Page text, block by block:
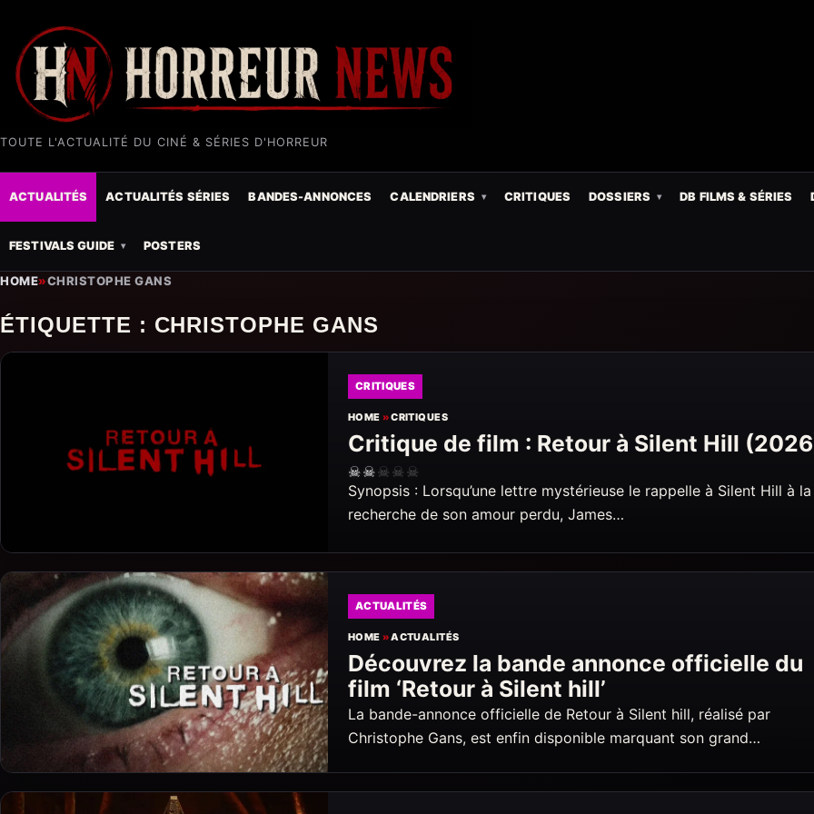
TOUTE L'ACTUALITÉ DU CINÉ & SÉRIES D'HORREUR
ACTUALITÉS ACTUALITÉS SÉRIES BANDES-ANNONCES CALENDRIERS CRITIQUES DOSSIERS DB FILMS & SÉRIES
FESTIVALS GUIDE POSTERS
HOME»CHRISTOPHE GANS
ÉTIQUETTE : CHRISTOPHE GANS
CRITIQUES
HOME »CRITIQUES
Critique de film : Retour à Silent Hill
☠☠☠ ☠ ☠
Synopsis : Lorsqu’une lettre mystérieuse le rappelle à Silent Hill à la
recherche de son amour perdu, James…
ACTUALITÉS
HOME »ACTUALITÉS
Découvrez la bande annonce officielle du
film ‘Retour à Silent hill’
La bande-annonce officielle de Retour à Silent hill, réalisé par
Christophe Gans, est enfin disponible marquant son grand…